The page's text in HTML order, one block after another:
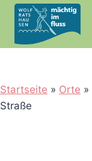
Zum
Inhalt
springen
Startseite » Orte »
Straße